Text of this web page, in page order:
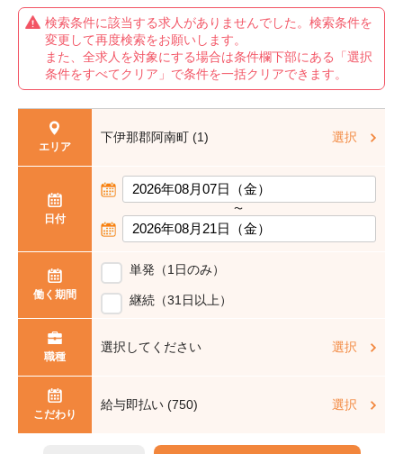
検索条件に該当する求人がありませんでした。検索条件を
変更して再度検索をお願いします。
また、全求人を対象にする場合は条件欄下部にある「選択
条件をすべてクリア」で条件を一括クリアできます。
エリア
下伊那郡阿南町 (1) 選択
日付
〜
働く期間
単発（1日のみ）
継続（31日以上）
職種
選択してください 選択
こだわり
給与即払い (750) 選択